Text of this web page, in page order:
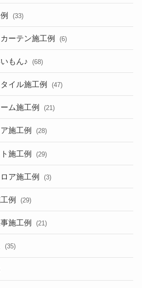
(33)
ーテン施工例 (6)
もん♪ (68)
イル施工例 (47)
ム施工例 (21)
施工例 (28)
施工例 (29)
ア施工例 (3)
例 (29)
施工例 (21)
(35)